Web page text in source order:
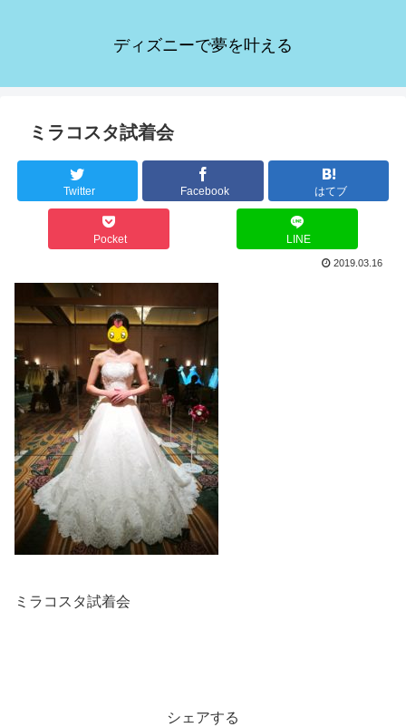
ディズニーで夢を叶える
ミラコスタ試着会
Twitter Facebook はてブ
Pocket LINE
2019.03.16
ミラコスタ試着会
シェアする